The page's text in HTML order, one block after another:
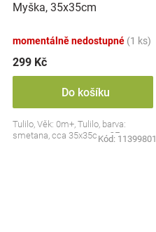
Myška, 35x35cm
momentálně nedostupné (1 ks)
299 Kč
Do košíku
Tulilo, Věk: 0m+, Tulilo, barva:
smetana, cca 35x35cm, CE
Kód: 11399801